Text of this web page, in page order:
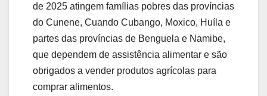
de 2025 atingem famílias pobres das províncias
do Cunene, Cuando Cubango, Moxico, Huíla e
partes das províncias de Benguela e Namibe,
que dependem de assistência alimentar e são
obrigados a vender produtos agrícolas para
comprar alimentos.